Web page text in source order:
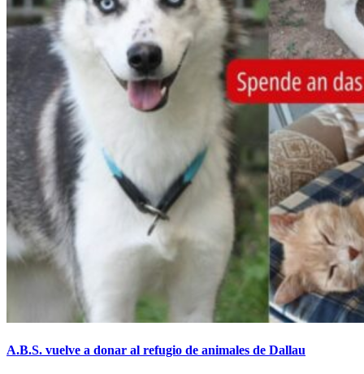
A.B.S. vuelve a donar al refugio de animales de Dallau